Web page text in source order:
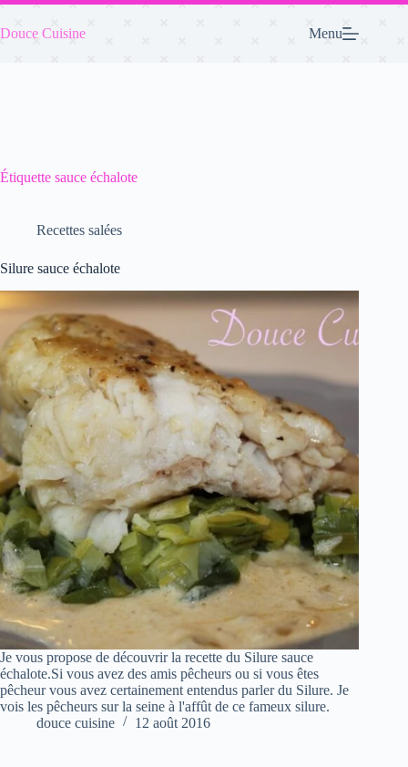
Passer
contenu
Douce Cuisine Menu
Étiquette sauce échalote
Recettes salées
Silure sauce échalote
Je vous propose de découvrir la recette du Silure sauce
échalote.Si vous avez des amis pêcheurs ou si vous êtes
pêcheur vous avez certainement entendus parler du Silure. Je
vois les pêcheurs sur la seine à l'affût de ce fameux silure.
douce cuisine
12 août 2016